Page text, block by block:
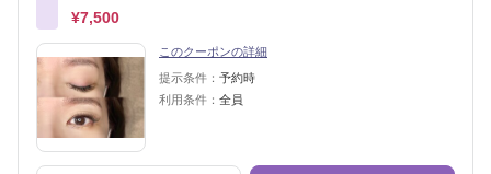
¥7,500
このクーポンの詳細
提示条件： 予約時
利用条件： 全員